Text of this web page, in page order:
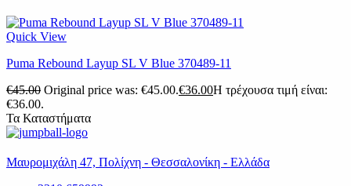
Quick View
Puma Rebound Layup SL V Blue 370489-11
€45.00 Original price was: €45.00.€36.00Η τρέχουσα τιμή είναι:
€36.00.
Τα Καταστήματα
Μαυρομιχάλη 47, Πολίχνη - Θεσσαλονίκη - Ελλάδα